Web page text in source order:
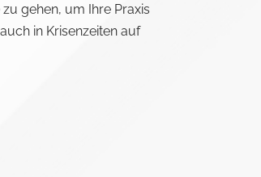
gehen, um Ihre Praxis
in Krisenzeiten auf